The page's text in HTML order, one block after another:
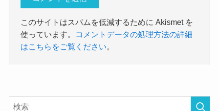
このサイトはスパムを低減するために Akismet を
使っています。
コメントデータの処理方法の詳細
はこちらをご覧ください。